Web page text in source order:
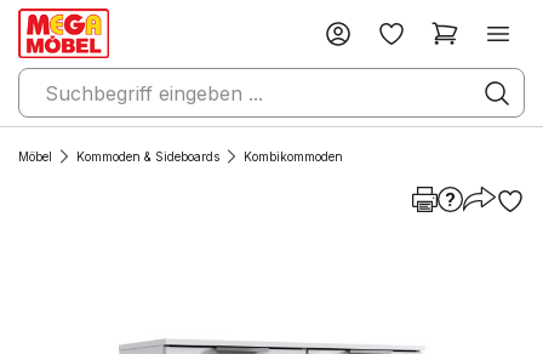
Möbel Kommoden & Sideboards Kombikommoden